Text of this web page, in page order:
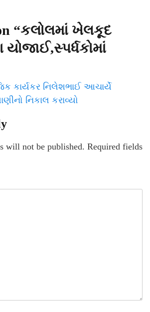
“કલોલમાં ખેલકૂદ
યોજાઈ,સ્પર્ધકોમાં
કાર્યકર નિલેશભાઈ આચાર્યે
નિકાલ કરાવ્યો
will not be published. Required fields